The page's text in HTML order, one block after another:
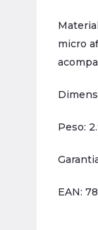
micro
Peso:
EAN: